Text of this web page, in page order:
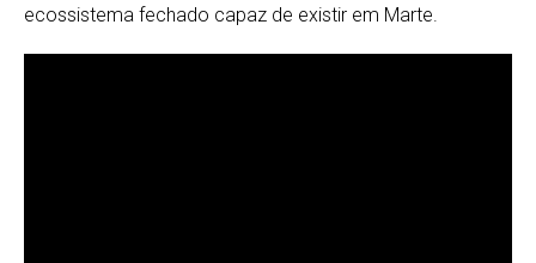
ecossistema fechado capaz de existir em Marte.